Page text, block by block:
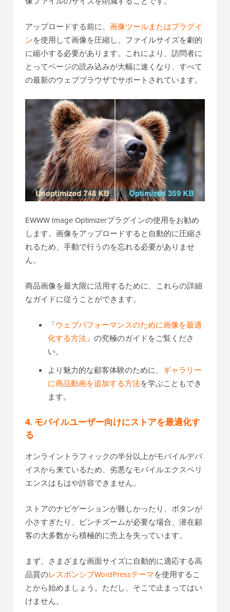
アップロードする前に、 画像ツールまたはプラグイ
ンを使用して画像を圧縮し、ファイルサイズを劇的
に縮小する必要があります。これにより、訪問者に
とってページの読み込みが大幅に速くなり、すべて
の最新のウェブブラウザでサポートされています。
EWWW Image Optimizerプラグインの使用をお勧め
します。画像をアップロードすると自動的に圧縮さ
れるため、手動で行うのを忘れる必要がありませ
ん。
商品画像を最大限に活用するために、これらの詳細
なガイドに従うことができます。
「ウェブパフォーマンスのために画像を最適
化する方法」の究極のガイドをご覧くださ
い。
より魅力的な顧客体験のために、 ギャラリー
に商品動画を追加する方法を学ぶこともでき
ます。
4. モバイルユーザー向けにストアを最適化す
る
オンライントラフィックの半分以上がモバイルデバ
イスから来ているため、劣悪なモバイルエクスペリ
エンスはもはや許容できません。
ストアのナビゲーションが難しかったり、ボタンが
小さすぎたり、ピンチズームが必要な場合、潜在顧
客の大多数から積極的に売上を失っています。
まず、さまざまな画面サイズに自動的に適応する高
品質のレスポンシブWordPressテーマを使用するこ
とから始めましょう。ただし、そこで止まってはい
けません。